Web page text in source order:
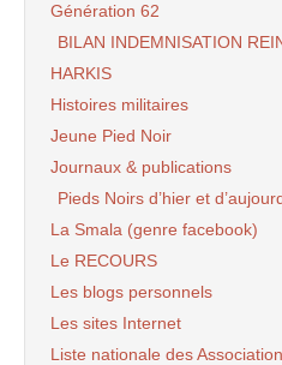
Génération 62
BILAN INDEMNISATION
HARKIS
Histoires militaires
Jeune Pied Noir
Journaux & publications
Pieds Noirs d’hier et
La Smala (genre facebook)
Le RECOURS
Les blogs personnels
Les sites Internet
Liste nationale des